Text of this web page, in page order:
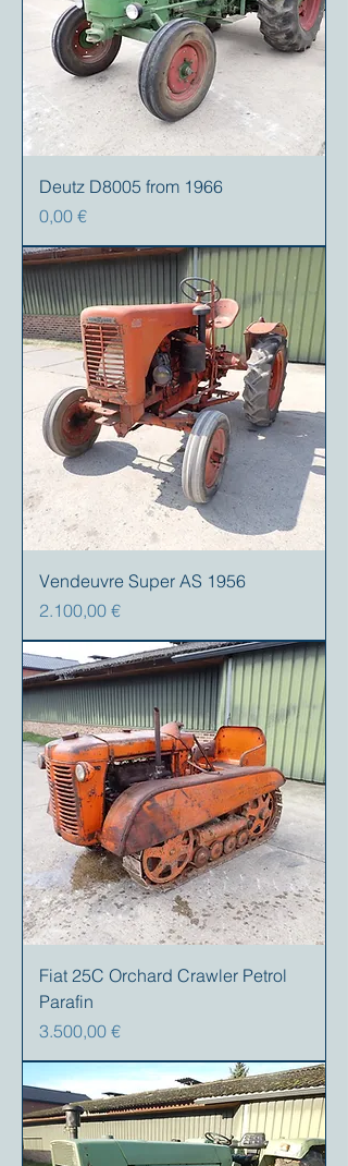
Deutz D8005 from 1966
Preis
0,00 €
Vendeuvre Super AS 1956
Preis
2.100,00 €
Fiat 25C Orchard Crawler Petrol
Parafin
Preis
3.500,00 €